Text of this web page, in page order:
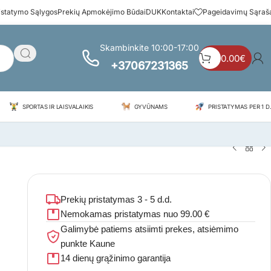
SąlygosPrekių Apmokėjimo BūdaiDUKKontaktai Pageidavimų
Skambinkite 10:00-17:00
+37067231365
0.00€
SPORTAS IR LAISVALAIKIS GYVŪNAMS PRISTATYMAS PER 1
Prekių pristatymas 3 - 5 d.d.
Nemokamas pristatymas nuo 99.00 €
Galimybė patiems atsiimti prekes, atsiėmimo
punkte Kaune
14 dienų grąžinimo garantija